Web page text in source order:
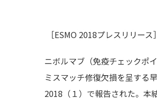
［ESMO 2018プレスリリース］
ニボルマブ（免疫チェックポ
ミスマッチ修復欠損を呈する
2018（１）で報告された。本